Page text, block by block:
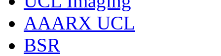
AAARX UCL
BSR